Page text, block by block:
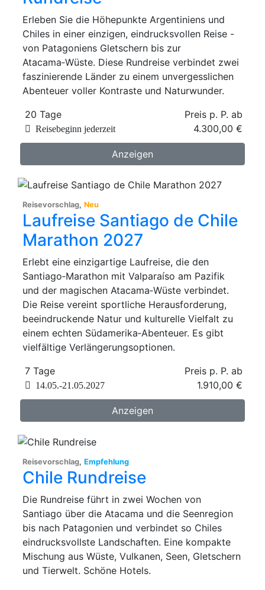
Erleben Sie die Höhepunkte Argentiniens und
Chiles in einer einzigen, eindrucksvollen Reise -
von Patagoniens Gletschern bis zur
Atacama‑Wüste. Diese Rundreise verbindet zwei
faszinierende Länder zu einem unvergesslichen
Abenteuer voller Kontraste und Naturwunder.
20 Tage
Preis p. P. ab
4.300,00 €
Reisebeginn jederzeit
Anzeigen
Reisevorschlag, Neu
Laufreise Santiago de Chile
Marathon 2027
Erlebt eine einzigartige Laufreise, die den
Santiago‑Marathon mit Valparaíso am Pazifik
und der magischen Atacama‑Wüste verbindet.
Die Reise vereint sportliche Herausforderung,
beeindruckende Natur und kulturelle Vielfalt zu
einem echten Südamerika‑Abenteuer. Es gibt
vielfältige Verlängerungsoptionen.
7 Tage
Preis p. P. ab
1.910,00 €
14.05.-21.05.2027
Anzeigen
Reisevorschlag, Empfehlung
Chile Rundreise
Die Rundreise führt in zwei Wochen von
Santiago über die Atacama und die Seenregion
bis nach Patagonien und verbindet so Chiles
eindrucksvollste Landschaften. Eine kompakte
Mischung aus Wüste, Vulkanen, Seen, Gletschern
und Tierwelt. Schöne Hotels.